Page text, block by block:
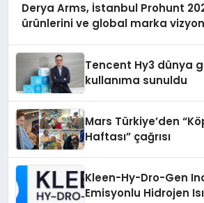
Derya Arms, İstanbul Prohunt
ürünlerini ve global marka
Tencent Hy3 dünya
kullanıma sunuldu
Mars Türkiye’den
Haftası” çağrısı
Kleen-Hy-Dro-Gen
Emisyonlu Hidrojen